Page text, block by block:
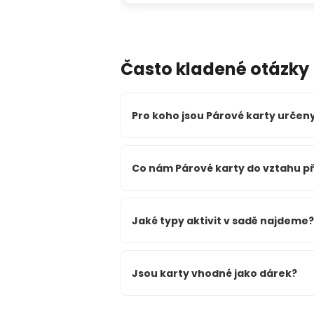
Často kladené otázky
Pro koho jsou Párové karty
Co nám Párové karty do vztahu
Jaké typy aktivit v sadě najdeme?
Jsou karty vhodné jako dárek?